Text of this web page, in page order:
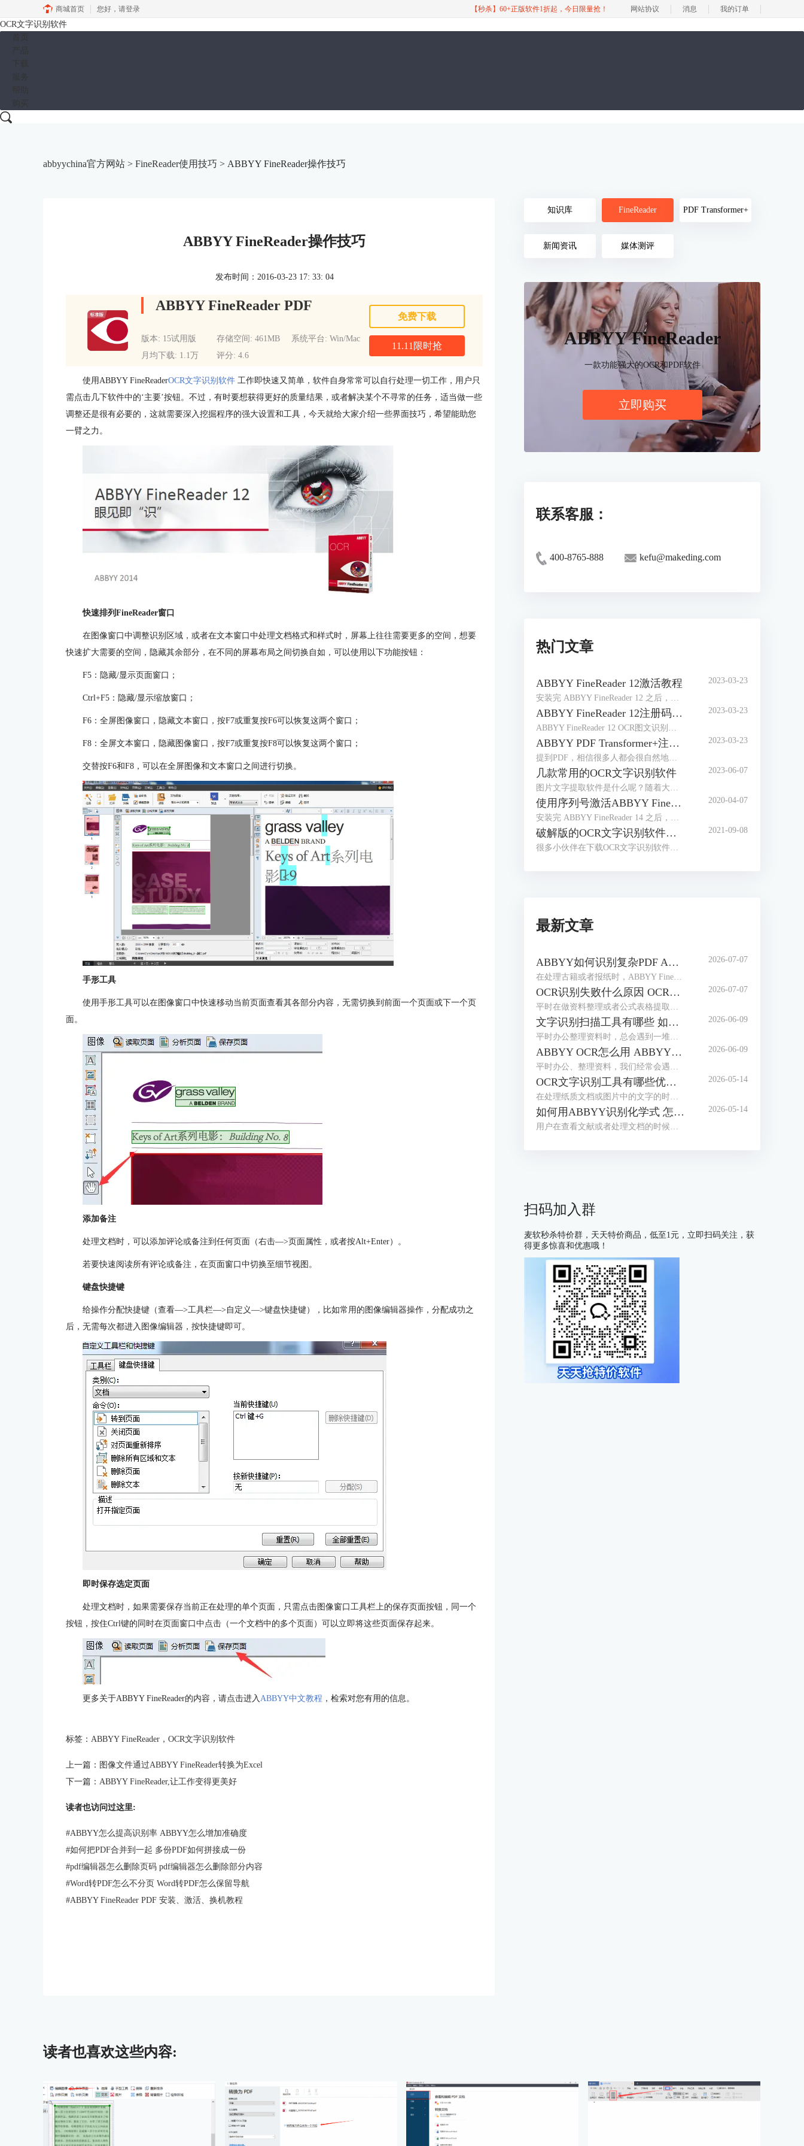
商城首页 您好， 请登录 【秒杀】60+正版软件1折起，今日限量抢！ 网站协议 消息 我的订单
OCR文字识别软件
abbyychina官方网站 > FineReader使用技巧 > ABBYY FineReader操作技巧
ABBYY FineReader操作技巧
发布时间：2016-03-23 17: 33: 04
ABBYY FineReader PDF
版本: 15试用版 存储空间: 461MB
系统平台: Win/Mac
月均下载: 1.1万
评分: 4.6
免费下载
11.11限时抢
使用ABBYY FineReaderOCR文字识别软件 工作即快速又简单，软件自身常常可以自行处理一切工作，用户只
需点击几下软件中的‘主要’按钮。不过，有时要想获得更好的质量结果，或者解决某个不寻常的任务，适当做一些
调整还是很有必要的，这就需要深入挖掘程序的强大设置和工具，今天就给大家介绍一些界面技巧，希望能助您
一臂之力。
快速排列FineReader窗口
在图像窗口中调整识别区域，或者在文本窗口中处理文档格式和样式时，屏幕上往往需要更多的空间，想要
快速扩大需要的空间，隐藏其余部分，在不同的屏幕布局之间切换自如，可以使用以下功能按钮：
F5：隐藏/显示页面窗口；
Ctrl+F5：隐藏/显示缩放窗口；
F6：全屏图像窗口，隐藏文本窗口，按F7或重复按F6可以恢复这两个窗口；
F8：全屏文本窗口，隐藏图像窗口，按F7或重复按F8可以恢复这两个窗口；
交替按F6和F8，可以在全屏图像和文本窗口之间进行切换。
手形工具
使用手形工具可以在图像窗口中快速移动当前页面查看其各部分内容，无需切换到前面一个页面或下一个页
面。
添加备注
处理文档时，可以添加评论或备注到任何页面（右击—>页面属性，或者按Alt+Enter）。
若要快速阅读所有评论或备注，在页面窗口中切换至细节视图。
键盘快捷键
给操作分配快捷键（查看—>工具栏—>自定义—>键盘快捷键），比如常用的图像编辑器操作，分配成功之
后，无需每次都进入图像编辑器，按快捷键即可。
即时保存选定页面
处理文档时，如果需要保存当前正在处理的单个页面，只需点击图像窗口工具栏上的保存页面按钮，同一个
按钮，按住Ctrl键的同时在页面窗口中点击（一个文档中的多个页面）可以立即将这些页面保存起来。
更多关于ABBYY FineReader的内容，请点击进入ABBYY中文教程 ，检索对您有用的信息。
标签： ABBYY FineReader ， OCR文字识别软件
上一篇： 图像文件通过ABBYY FineReader转换为Excel
下一篇： ABBYY FineReader,让工作变得更美好
读者也访问过这里:
#ABBYY怎么提高识别率 ABBYY怎么增加准确度
#如何把PDF合并到一起 多份PDF如何拼接成一份
#pdf编辑器怎么删除页码 pdf编辑器怎么删除部分内容
#Word转PDF怎么不分页 Word转PDF怎么保留导航
#ABBYY FineReader PDF 安装、激活、换机教程
知识库 FineReader PDF Transformer+
新闻资讯 媒体测评
ABBYY FineReader
一款功能强大的OCR和PDF软件
立即购买
联系客服：
400-8765-888 kefu@makeding.com
热门文章
ABBYY FineReader 12激活教程 2023-03-23
ABBYY FineReader 12注册码-激活码-序列号地址 2023-03-23
ABBYY PDF Transformer+注册码-激活码-序列号地址 2023-03-23
几款常用的OCR文字识别软件 2023-06-07
使用序列号激活ABBYY FineReader 14 2020-04-07
破解版的OCR文字识别软件，带来了太多安全问题 2021-09-08
最新文章
ABBYY如何识别复杂PDF ABBYY如何识别竖排繁体 2026-07-07
OCR识别失败什么原因 OCR识别如何保证位置正确 2026-07-07
文字识别扫描工具有哪些 如何文字识别扫描文件 2026-06-09
ABBYY OCR怎么用 ABBYY怎么修改PDF里面的文字 2026-06-09
OCR文字识别工具有哪些优点 OCR文字识别工具哪款最好用 2026-05-14
如何用ABBYY识别化学式 怎么用ABBYY识别数学公式 2026-05-14
扫码加入群
麦软秒杀特价群，天天特价商品，低至1元，立即扫码关注，获
得更多惊喜和优惠哦！
读者也喜欢这些内容: